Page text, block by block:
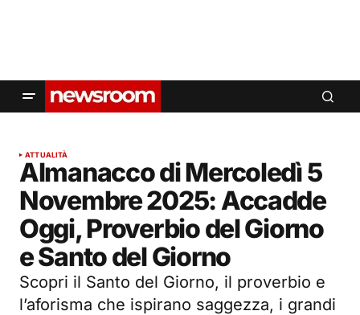
ATTUALITÀ
Almanacco di Mercoledì 5
Novembre 2025: Accadde
Oggi, Proverbio del Giorno
e Santo del Giorno
Scopri il Santo del Giorno, il proverbio e
l’aforisma che ispirano saggezza, i grandi